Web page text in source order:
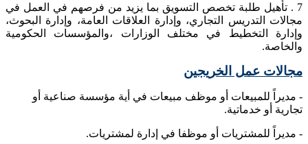
7 . تأهيل طلبة تخصص التسويق بما يزيد من فرصهم في العمل في
مجالات التدريس التجاري، وإدارة العلاقات العامة، وإدارة البحوث،
وإدارة التخطيط في مختلف الوزارات ،والمؤسسات الحكومية
والخاصة.
مجالات عمل الخريجين
- مديراً للمبيعات أو موظف مبيعات في أية مؤسسة صناعية أو
تجارية أو خدماتية.
- مديراً للمشتريات أو موظفا في إدارة لمشتريات.